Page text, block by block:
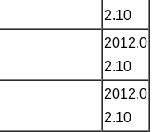
2.10
2012.0
2.10
2012.0
2.10